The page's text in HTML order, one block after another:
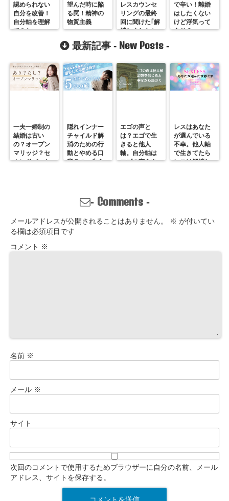
認められない
自分を改善！
自分軸を理解
できた
望んだ時に陥
る罠！精神の
物質主義
レスカウンセ
リングの最終
回に聞けた｢解
消しました｣
で辛い！離婚
はしたくない
けど浮気って
あり？
最新記事 - New Posts -
一夫一婦制の
結婚は古い
の？オープン
マリッジ？セ
カンドパート
隠れインナー
チャイルド解
消のための行
動とやめる口
癖５つ。生き
関係改善方法
はここにある
エゴの声と
は？エゴで生
きると他人
軸。自分軸は
エゴの声をや
レスはあなた
が選んでいる
不幸。他人軸
で生きてたら
レスは解消し
- Comments-
メールアドレスが公開されることはありません。 ※ が付いてい
る欄は必須項目です
コメント ※
名前 ※
メール ※
サイト
次回のコメントで使用するためブラウザーに自分の名前、メール
アドレス、サイトを保存する。